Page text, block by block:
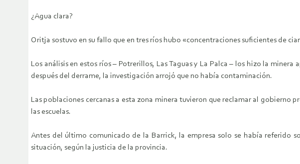
¿Agua clara?
Oritja sostuvo en su fallo que en tres ríos hubo «concentraciones suficientes de
Los análisis en estos ríos – Potrerillos, Las Taguas y La Palca – los hizo la
después del derrame, la investigación arrojó que no había contaminación.
Las poblaciones cercanas a esta zona minera tuvieron que reclamar al
las escuelas.
Antes del último comunicado de la Barrick, la empresa solo se había referido
situación, según la justicia de la provincia.